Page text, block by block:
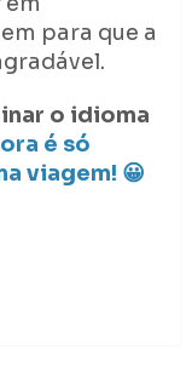
para que a
o idioma
é só
viagem! 😀